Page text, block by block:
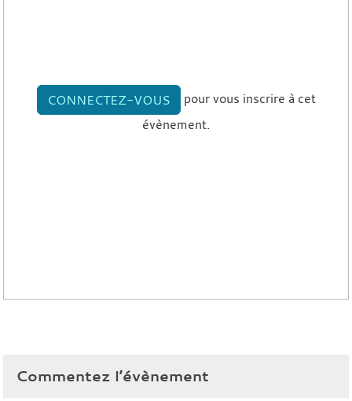
CONNECTEZ-VOUS
pour vous inscrire à cet
évènement.
Commentez l’évènement